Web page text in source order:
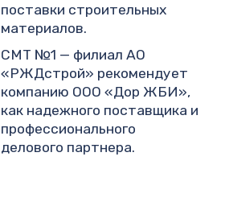
поставки строительных
материалов.
СМТ №1 — филиал АО
«РЖДстрой» рекомендует
компанию ООО «Дор ЖБИ»,
как надежного поставщика и
профессионального
делового партнера.